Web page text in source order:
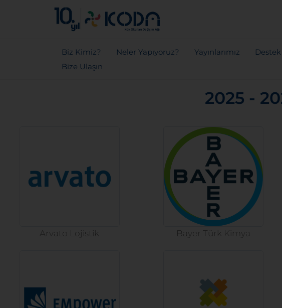
Biz Kimiz? Neler Yapıyoruz? Yayınlarımız
Bize Ulaşın
2025 -
Arvato Lojistik Bayer Türk Kimya